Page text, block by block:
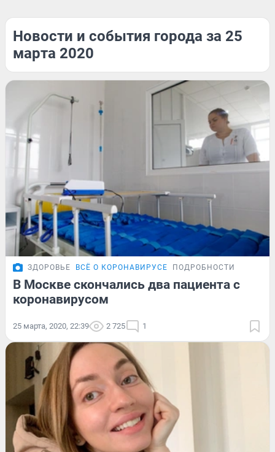
Новости и события города за 25
марта 2020
ЗДОРОВЬЕ ВСЁ О КОРОНАВИРУСЕ ПОДРОБНОСТИ
В Москве скончались два пациента с
коронавирусом
25 марта, 2020, 22:39 2 725 1